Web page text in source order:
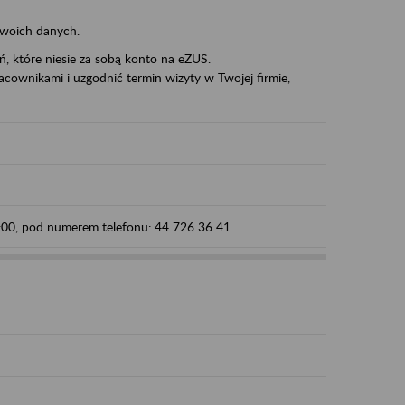
danych.
które niesie za sobą konto na eZUS.
i uzgodnić termin wizyty w Twojej firmie,
pod numerem telefonu: 44 726 36 41